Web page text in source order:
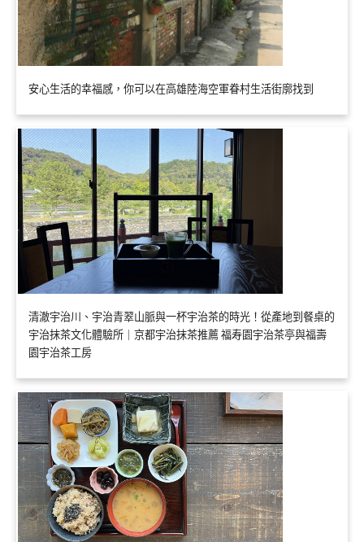
安心生活的幸福感，你可以在高雄陸海空軍眷村生活街廓找到
清澈宇治川、宇治青翠山脈與一杯宇治茶的時光！從產地到餐桌的
宇治抹茶文化體驗所｜京都宇治抹茶推薦 福寿園宇治茶亭與福壽
園宇治茶工房